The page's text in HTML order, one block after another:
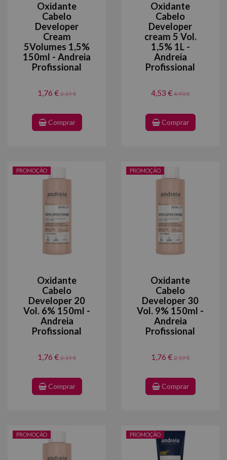
Oxidante
Cabelo
Developer
Cream
5Volumes 1,5%
150ml - Andreia
Profissional
1,76 €2,19 €
Comprar
Oxidante
Cabelo
Developer
cream 5 Vol.
1,5% 1L -
Andreia
Profissional
4,53 €4,90 €
Comprar
PROMOÇÃO
Oxidante
Cabelo
Developer 20
Vol. 6% 150ml -
Andreia
Profissional
1,76 €2,19 €
Comprar
PROMOÇÃO
Oxidante
Cabelo
Developer 30
Vol. 9% 150ml -
Andreia
Profissional
1,76 €2,19 €
Comprar
PROMOÇÃO PROMOÇÃO